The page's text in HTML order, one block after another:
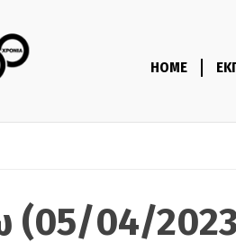
HOME
(05/04/